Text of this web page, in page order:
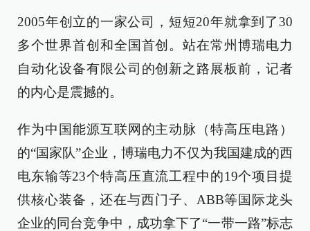
2005年创立的一家公司，短短20年就拿到了30
多个世界首创和全国首创。站在常州博瑞电力
自动化设备有限公司的创新之路展板前，记者
的内心是震撼的。
作为中国能源互联网的主动脉（特高压电路）
的“国家队”企业，博瑞电力不仅为我国建成的西
电东输等23个特高压直流工程中的19个项目提
供核心装备，还在与西门子、ABB等国际龙头
企业的同台竞争中，成功拿下了“一带一路”标志